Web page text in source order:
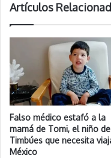
Artículos
Falso médico estafó a la
mamá de Tomi, el niño de
Timbúes que necesita
México